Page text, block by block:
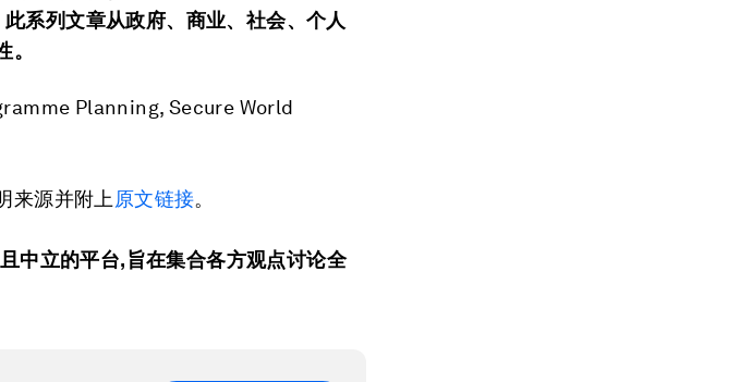
此系列文章从政府、 商业、 社会、个人
。
Planning, Secure World
来源并附上原文链接。
中立的平台,旨在集合各方观点讨论全